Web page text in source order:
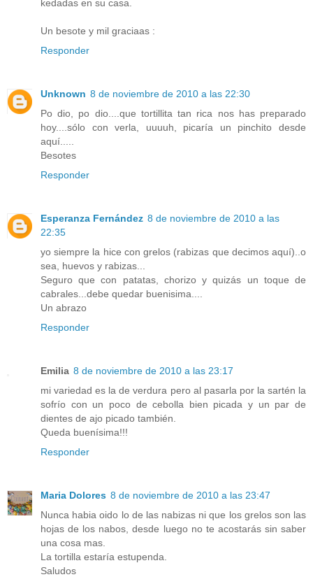
kedadas en su casa.
Un besote y mil graciaas :
Responder
Unknown 8 de noviembre de 2010 a las 22:30
Po dio, po dio....que tortillita tan rica nos has preparado
hoy....sólo con verla, uuuuh, picaría un pinchito desde
aquí.....
Besotes
Responder
Esperanza Fernández 8 de noviembre de 2010 a las
22:35
yo siempre la hice con grelos (rabizas que decimos aquí)..o
sea, huevos y rabizas...
Seguro que con patatas, chorizo y quizás un toque de
cabrales...debe quedar buenisima....
Un abrazo
Responder
Emilia 8 de noviembre de 2010 a las 23:17
mi variedad es la de verdura pero al pasarla por la sartén la
sofrío con un poco de cebolla bien picada y un par de
dientes de ajo picado también.
Queda buenísima!!!
Responder
Maria Dolores 8 de noviembre de 2010 a las 23:47
Nunca habia oido lo de las nabizas ni que los grelos son las
hojas de los nabos, desde luego no te acostarás sin saber
una cosa mas.
La tortilla estaría estupenda.
Saludos